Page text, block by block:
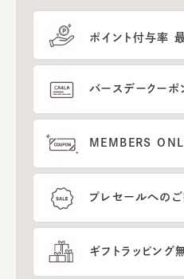
ポイント付与率
バースデークーポ
MEMBERS
プレセールへの
ギフトラッピング